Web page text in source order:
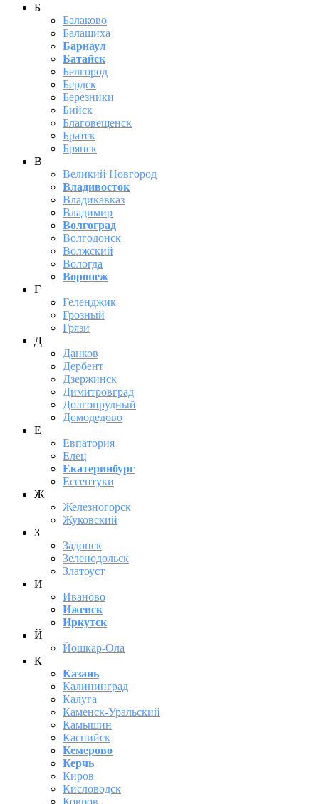
Б
Балаково
Балашиха
Барнаул
Батайск
Белгород
Бердск
Березники
Бийск
Благовещенск
Братск
Брянск
В
Великий Новгород
Владивосток
Владикавказ
Владимир
Волгоград
Волгодонск
Волжский
Вологда
Воронеж
Г
Геленджик
Грозный
Грязи
Д
Данков
Дербент
Дзержинск
Димитровград
Долгопрудный
Домодедово
Е
Евпатория
Елец
Екатеринбург
Ессентуки
Ж
Железногорск
Жуковский
З
Задонск
Зеленодольск
Златоуст
И
Иваново
Ижевск
Иркутск
Й
Йошкар-Ола
К
Казань
Калининград
Калуга
Каменск-Уральский
Камышин
Каспийск
Кемерово
Керчь
Киров
Кисловодск